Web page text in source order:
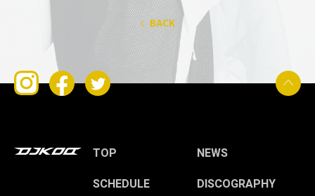
BACK
TOP
NEWS
SCHEDULE
DISCOGRAPHY